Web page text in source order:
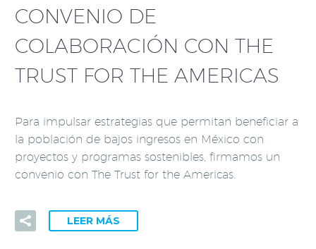
CONVENIO DE
COLABORACIÓN CON THE
TRUST FOR THE AMERICAS
Para impulsar estrategias que permitan beneficiar a
la población de bajos ingresos en México con
proyectos y programas sostenibles, firmamos un
convenio con The Trust for the Americas.
LEER MÁS